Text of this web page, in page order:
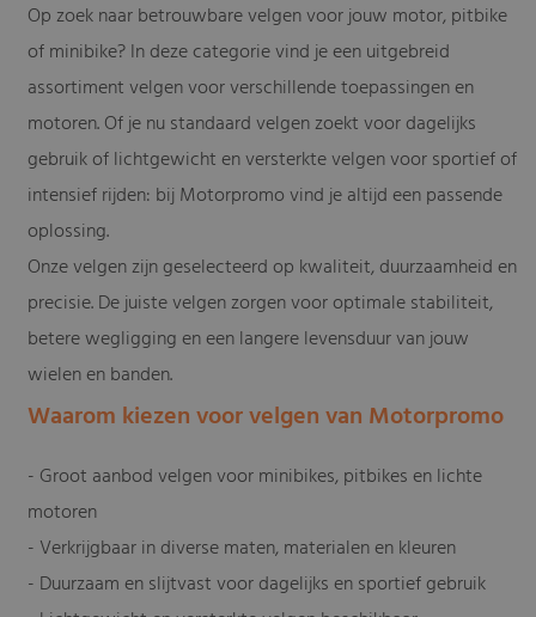
Op zoek naar betrouwbare velgen voor jouw motor, pitbike
of minibike? In deze categorie vind je een uitgebreid
assortiment velgen voor verschillende toepassingen en
motoren. Of je nu standaard velgen zoekt voor dagelijks
gebruik of lichtgewicht en versterkte velgen voor sportief of
intensief rijden: bij Motorpromo vind je altijd een passende
oplossing.
Onze velgen zijn geselecteerd op kwaliteit, duurzaamheid en
precisie. De juiste velgen zorgen voor optimale stabiliteit,
betere wegligging en een langere levensduur van jouw
wielen en banden.
Waarom kiezen voor velgen van Motorpromo
- Groot aanbod velgen voor minibikes, pitbikes en lichte
motoren
- Verkrijgbaar in diverse maten, materialen en kleuren
- Duurzaam en slijtvast voor dagelijks en sportief gebruik